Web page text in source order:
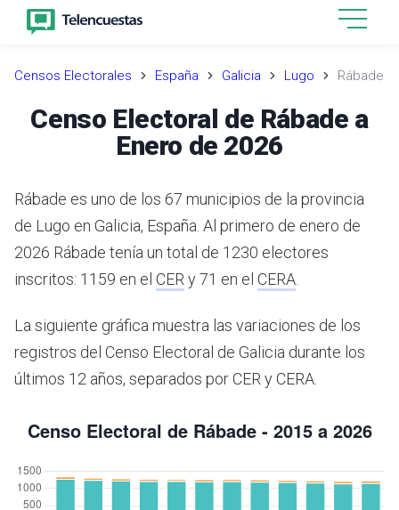
Censos Electorales España Galicia Lugo Rábade
Censo Electoral de Rábade a
Enero de 2026
Rábade es uno de los 67 municipios de la provincia
de Lugo en Galicia, España. Al primero de enero de
2026 Rábade tenía un total de 1230 electores
inscritos: 1159 en el CER y 71 en el CERA
La siguiente gráfica muestra las variaciones de los
registros del Censo Electoral de Galicia durante los
últimos 12 años, separados por CER y CERA.